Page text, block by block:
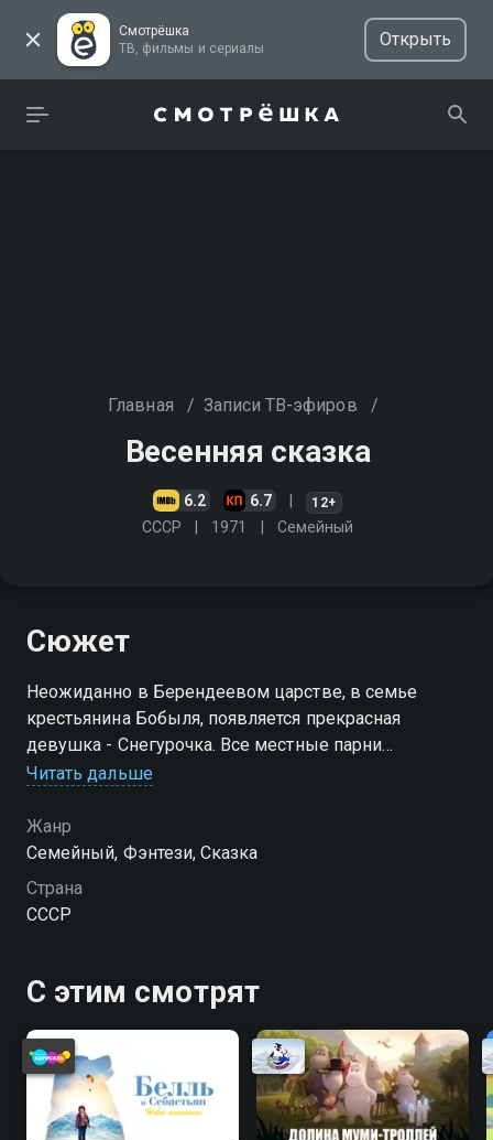
Смотрёшка
ТВ, фильмы и сериалы
Открыть
Главная / Записи ТВ-эфиров /
Весенняя сказка
6.2 6.7 12+
СССР 1971 Cемейный
Сюжет
Неожиданно в Берендеевом царстве, в семье
крестьянина Бобыля, появляется прекрасная
девушка - Снегурочка. Все местные парни
заглядываются на красавицу, но никто из
Деда Мороза
Читать дальше
Жанр
Cемейный, Фэнтези, Сказка
Страна
СССР
С этим смотрят